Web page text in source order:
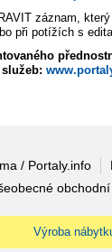
záznam,
při potížích s
služeb:
/ Portaly.info
Výroba